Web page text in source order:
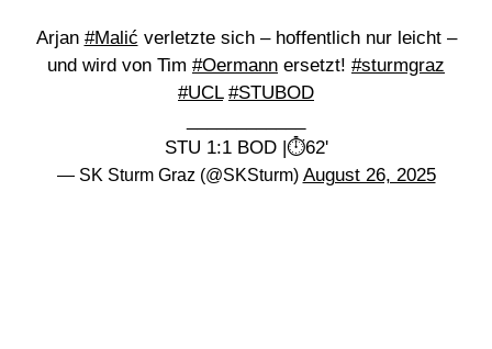
Arjan #Malić verletzte sich – hoffentlich nur leicht –
und wird von Tim #Oermann ersetzt! #sturmgraz
#UCL #STUBOD
STU 1:1 BOD |⏱️62'
— SK Sturm Graz (@SKSturm) August 26, 2025